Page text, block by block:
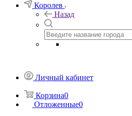
Королев
Назад
Личный кабинет
Корзина0
Отложенные0